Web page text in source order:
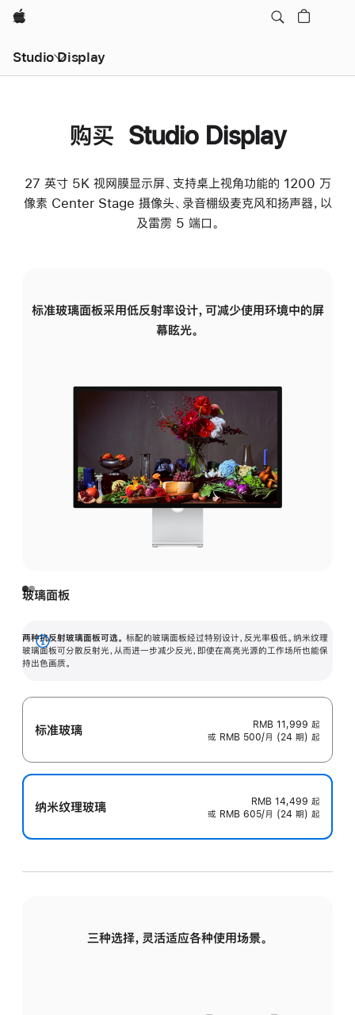
Apple
Studio Display
购买 Studio Display
27 英寸 5K 视网膜显示屏、支持桌上视角功能的 1200 万
像素 Center Stage 摄像头、录音棚级麦克风和扬声器，以
及雷雳 5 端口。
标准玻璃面板采用低反射率设计，可减少使用环境中的屏
幕眩光。
玻璃面板
两种抗反射玻璃面板可选。 标配的玻璃面板经过特别设计，反光率极低。纳米纹理
玻璃面板可分散反射光，从而进一步减少反光，即使在高亮光源的工作场所也能保
持出色画质。
展
开
标准玻璃 RMB 11,999 起
或 RMB 500/月 (24 期) 起
纳米纹理玻璃 RMB 14,499 起
或 RMB 605/月 (24 期) 起
三种选择，灵活适应各种使用场景。